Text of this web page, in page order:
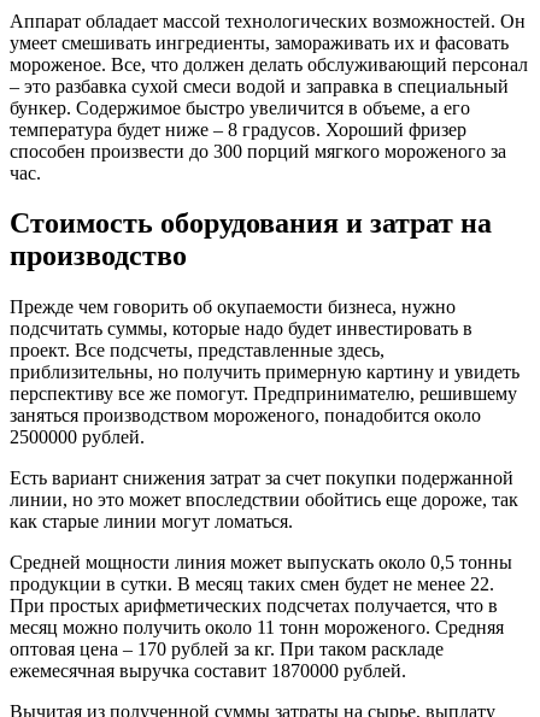
Аппарат обладает массой технологических возможностей. Он
умеет смешивать ингредиенты, замораживать их и фасовать
мороженое. Все, что должен делать обслуживающий персонал
– это разбавка сухой смеси водой и заправка в специальный
бункер. Содержимое быстро увеличится в объеме, а его
температура будет ниже – 8 градусов. Хороший фризер
способен произвести до 300 порций мягкого мороженого за
час.
Стоимость оборудования и затрат на
производство
Прежде чем говорить об окупаемости бизнеса, нужно
подсчитать суммы, которые надо будет инвестировать в
проект. Все подсчеты, представленные здесь,
приблизительны, но получить примерную картину и увидеть
перспективу все же помогут. Предпринимателю, решившему
заняться производством мороженого, понадобится около
2500000 рублей.
Есть вариант снижения затрат за счет покупки подержанной
линии, но это может впоследствии обойтись еще дороже, так
как старые линии могут ломаться.
Средней мощности линия может выпускать около 0,5 тонны
продукции в сутки. В месяц таких смен будет не менее 22.
При простых арифметических подсчетах получается, что в
месяц можно получить около 11 тонн мороженого. Средняя
оптовая цена – 170 рублей за кг. При таком раскладе
ежемесячная выручка составит 1870000 рублей.
Вычитая из полученной суммы затраты на сырье, выплату